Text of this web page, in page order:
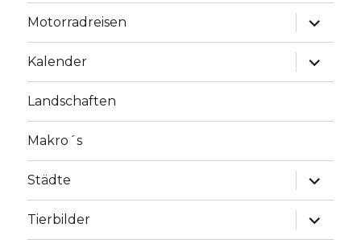
Motorradreisen
Kalender
Landschaften
Makro´s
Städte
Tierbilder